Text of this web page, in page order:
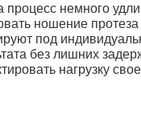
процесс немного
ношение
под
без лишних
нагрузку